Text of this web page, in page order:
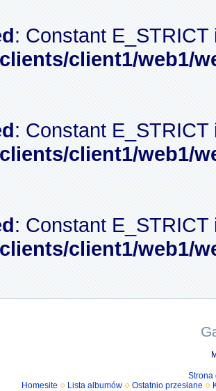
: Constant
client1/web1/
: Constant
client1/web1/
: Constant
client1/web1/
Strona
Homesite
Lista albumów Ostatnio przesłane